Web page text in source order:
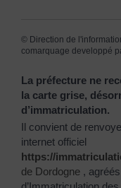
© Direction de
comarquage developpé
La préfecture ne
la carte grise,
d’immatriculation.
Il convient de
internet officiel
https://
de Dordogne ,